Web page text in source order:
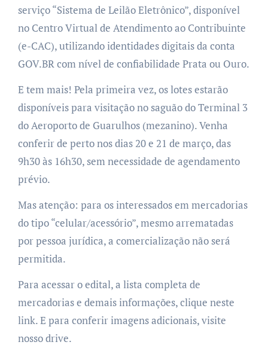
serviço “Sistema de Leilão Eletrônico”, disponível
no Centro Virtual de Atendimento ao Contribuinte
(e-CAC), utilizando identidades digitais da conta
GOV.BR com nível de confiabilidade Prata ou Ouro.
E tem mais! Pela primeira vez, os lotes estarão
disponíveis para visitação no saguão do Terminal 3
do Aeroporto de Guarulhos (mezanino). Venha
conferir de perto nos dias 20 e 21 de março, das
9h30 às 16h30, sem necessidade de agendamento
prévio.
Mas atenção: para os interessados em mercadorias
do tipo “celular/acessório”, mesmo arrematadas
por pessoa jurídica, a comercialização não será
permitida.
Para acessar o edital, a lista completa de
mercadorias e demais informações, clique neste
link. E para conferir imagens adicionais, visite
nosso drive.